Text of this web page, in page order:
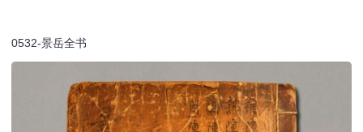
0532-景岳全书